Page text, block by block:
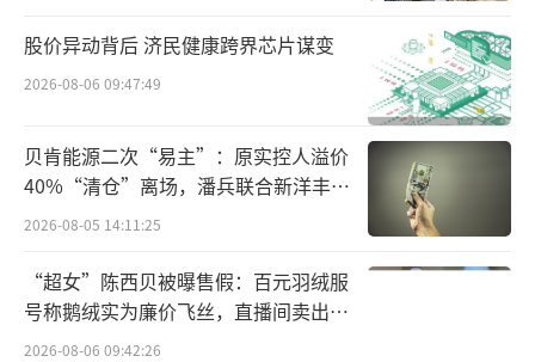
总体而言，黑黄赤珠颗粒获批临床试验，
是康缘药业在心血管领域布局的又一重要进
展。它以经典名方为源，以未被满足的临床需
求为靶向，借助现代科研手段进行转化，展现
了中药创新药在复杂慢病治疗领域的潜力。未
来，其临床价值能否顺利转化为患者获益，值
得持续关注。（责任编辑：zx0600）
股价异动背后 济民健康跨界芯片谋变
2026-08-06 09:47:49
贝肯能源二次“易主”：原实控人溢价
40%“清仓”离场，潘兵联合新洋丰、
宏科百世拟入主
2026-08-05 14:11:25
“超女”陈西贝被曝售假：百元羽绒服
号称鹅绒实为廉价飞丝，直播间卖出超
百万元
2026-08-06 09:42:26